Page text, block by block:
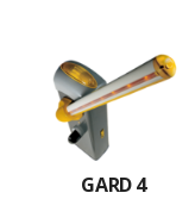
GARD 4